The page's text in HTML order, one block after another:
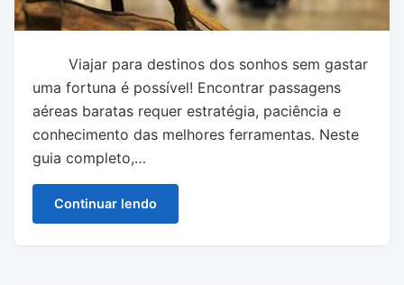
Viajar para destinos dos sonhos sem gastar
uma fortuna é possível! Encontrar passagens
aéreas baratas requer estratégia, paciência e
conhecimento das melhores ferramentas. Neste
guia completo,…
Continuar lendo